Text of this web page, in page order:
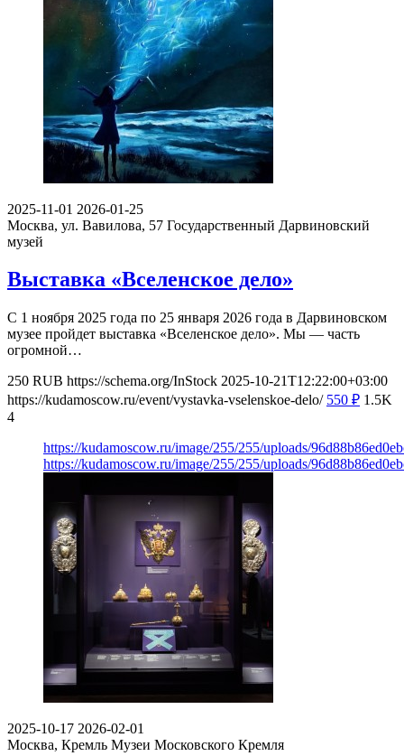
2025-11-01 2026-01-25
Москва, ул. Вавилова, 57 Государственный Дарвиновский
музей
Выставка «Вселенское дело»
С 1 ноября 2025 года по 25 января 2026 года в Дарвиновском
музее пройдет выставка «Вселенское дело». Мы — часть
огромной…
250 RUB https://schema.org/InStock 2025-10-21T12:22:00+03:00
https://kudamoscow.ru/event/vystavka-vselenskoe-delo/ 550 ₽ 1.5K
4
https://kudamoscow.ru/image/255/255/uploads/
https://kudamoscow.ru/image/255/255/uploads/
2025-10-17 2026-02-01
Москва, Кремль Музеи Московского Кремля